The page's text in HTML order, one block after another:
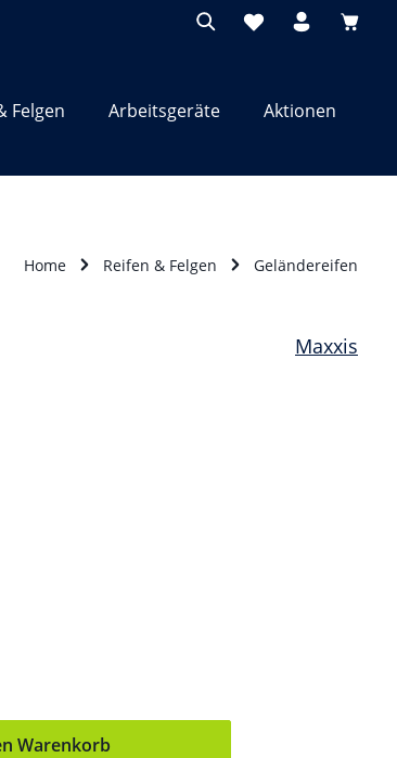
Felgen Arbeitsgeräte Aktionen
Home Reifen & Felgen Geländereifen
Maxxis
Wert ein oder benutze die
Warenkorb